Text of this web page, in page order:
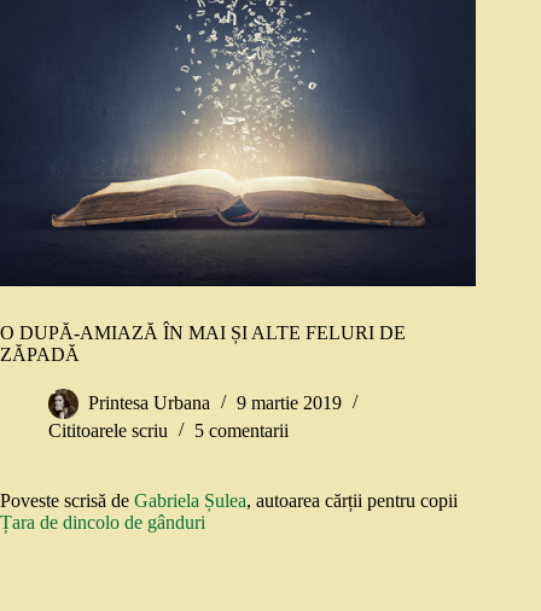
O DUPĂ-AMIAZĂ ÎN MAI ȘI ALTE FELURI DE
ZĂPADĂ
Printesa Urbana
9 martie 2019
Cititoarele scriu
5 comentarii
Poveste scrisă de Gabriela Șulea, autoarea cărții pentru copii
Țara de dincolo de gânduri